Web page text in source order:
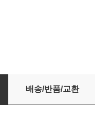
만화선 세트
배송/반품/교환